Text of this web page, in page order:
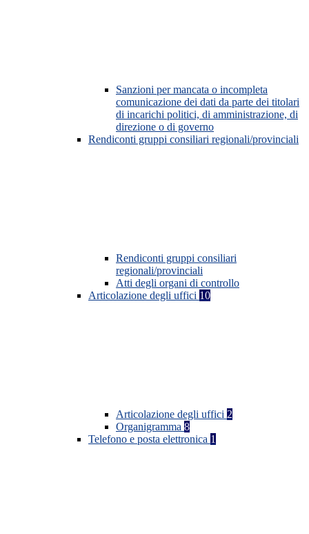
Sanzioni per mancata o incompleta
comunicazione dei dati da parte dei titolari
di incarichi politici, di amministrazione, di
direzione o di governo
Rendiconti gruppi consiliari regionali/provinciali
Rendiconti gruppi consiliari
regionali/provinciali
Atti degli organi di controllo
Articolazione degli uffici 10
Articolazione degli uffici 2
Organigramma 8
Telefono e posta elettronica 1